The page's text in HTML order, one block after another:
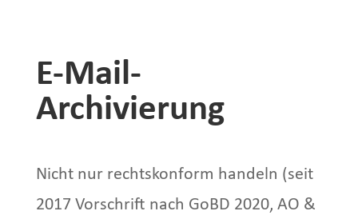
E-Mail-
Archivierung
Nicht nur rechtskonform handeln (seit
2017 Vorschrift nach GoBD 2020, AO &